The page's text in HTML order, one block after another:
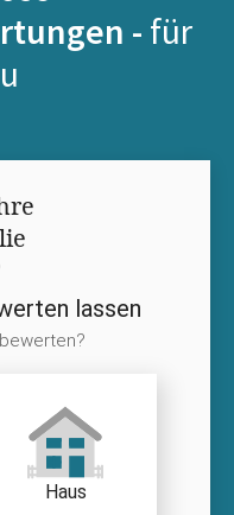
- für
lassen
Haus